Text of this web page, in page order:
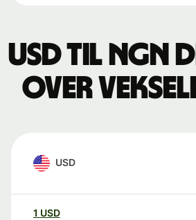
USD til NGN
over
USD
1 USD